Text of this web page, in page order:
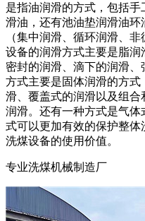
是指油润滑的方式，包括
滑油，还有池油垫润滑油
（集中润滑、循环润滑、
设备的润滑方式主要是脂
密封的润滑、滴下的润滑
方式主要是固体润滑的方
滑、覆盖式的润滑以及组
润滑。还有一种方式是气
式可以更加有效的保护整
洗煤设备的使用价值。
专业洗煤机械制造厂